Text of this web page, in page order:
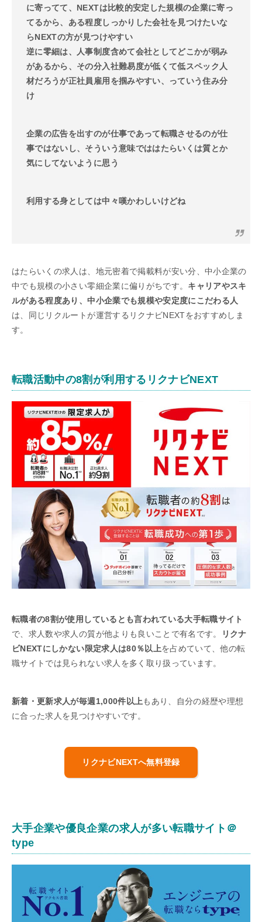
に寄ってて、NEXTは比較的安定した規模の企業に寄っ
てるから、ある程度しっかりした会社を見つけたいな
らNEXTの方が見つけやすい
逆に零細は、人事制度含めて会社としてどこかが弱み
があるから、その分入社難易度が低くて低スペック人
材だろうが正社員雇用を掴みやすい、っていう住み分
け
企業の広告を出すのが仕事であって転職させるのが仕
事ではないし、そういう意味でははたらいくは質とか
気にしてないように思う
利用する身としては中々嘆かわしいけどね
はたらいくの求人は、地元密着で掲載料が安い分、中小企業の
中でも規模の小さい零細企業に偏りがちです。 キャリアやスキ
ルがある程度あり、中小企業でも規模や安定度にこだわる人
は、同じリクルートが運営するリクナビNEXTをおすすめしま
す。
転職活動中の8割が利用するリクナビNEXT
転職者の8割が使用しているとも言われている大手転職サイト
で、求人数や求人の質が他よりも良いことで有名です。
リクナ
ビNEXTにしかない限定求人は80％以上を占めていて、他の転
職サイトでは見られない求人を多く取り扱っています。
新着・更新求人が毎週1,000件以上もあり、自分の経歴や理想
に合った求人を見つけやすいです。
リクナビNEXTへ無料登録
大手企業や優良企業の求人が多い転職サイト＠
type